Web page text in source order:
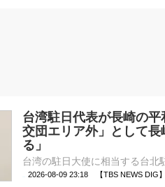
台湾駐日代表が長崎の
交団エリア外」として
る」
2026-08-09 23:18 【TBS NEWS DIG】